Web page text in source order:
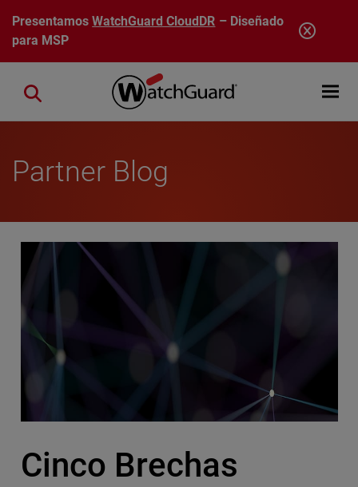
Pasar al contenido principal
PresentamosWatchGuard CloudDR – Diseñado
para MSP
Open
Close search
Partner Blog
Cinco Brechas